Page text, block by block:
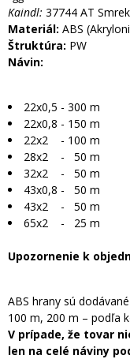
Kaindl: 37744 AT
Materiál: ABS
Štruktúra: PW
Návin:
22x0,5 - 300 m
22x0,8 - 150 m
22x2 - 100 m
28x2 - 50 m
32x2 - 50 m
43x0,8 - 50 m
43x2 - 50 m
65x2 - 25 m
Upozornenie k
ABS hrany sú
100 m, 200 m – podľa
V prípade, že tovar
len na celé náviny